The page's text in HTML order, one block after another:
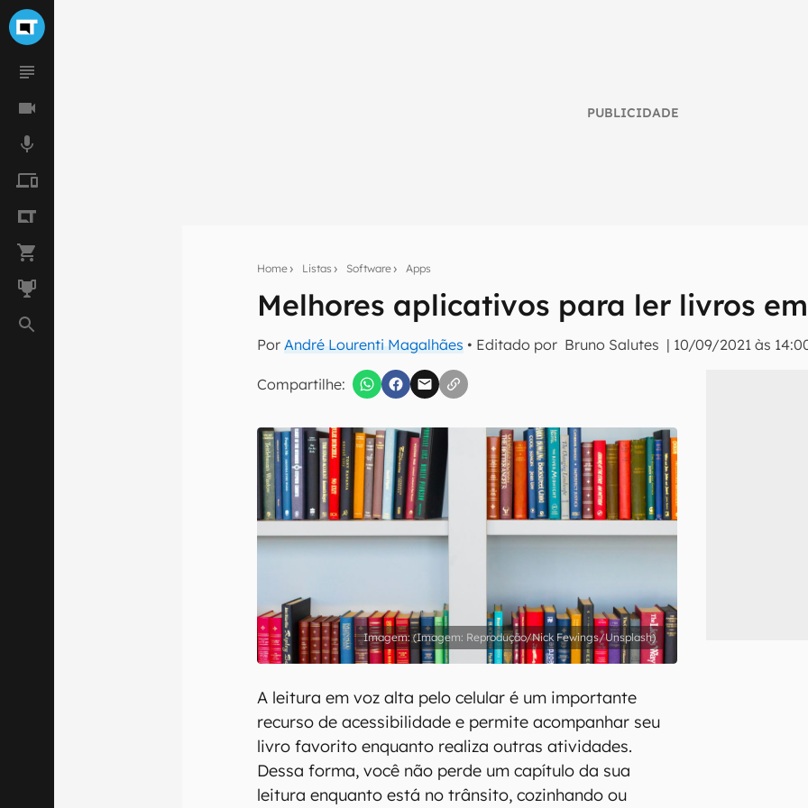
PUBLICIDADE
Home Listas Software Apps
Melhores aplicativos para ler livros
PorAndré Lourenti Magalhães • Editado por Bruno Salutes | 10/09/2021 às
Compartilhe:
Seu resumo inteligente do mundo tech!
Assine a newsletter do Canaltech e receba notícias e reviews sobre tecnologia
inscreva-se
Confirmo que li, aceito e concordo com os Termos de Uso e Política de Privacidade do
(Imagem: Reprodução/Nick Fewings/Unsplash)
A leitura em voz alta pelo celular é um importante
recurso de acessibilidade e permite acompanhar seu
livro favorito enquanto realiza outras atividades.
Dessa forma, você não perde um capítulo da sua
leitura enquanto está no trânsito, cozinhando ou